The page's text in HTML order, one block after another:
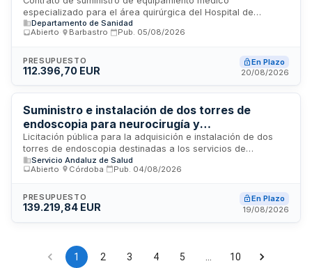
especializado para el área quirúrgica del Hospital de
Barbastro. Se prevé la adquisición de lámparas quirúrgicas
específicamente diseñadas para uso en quirófano, mediante
La tramitación se realiza a través de plataformas
electrónicas de contratación pública.
Departamento de Sanidad
Abierto
Barbastro Pub. 05/08/2026
PRESUPUESTO
112.396,70 EUR
En Plazo
20/08/2026
Suministro e instalación de dos torres de
endoscopia para neurocirugía y
otorrinolaringología del Hospital Reina Sofía de
Córdoba
Licitación pública para la adquisición e instalación de dos
torres de endoscopia destinadas a los servicios de
neurocirugía y otorrinolaringología del Hospital Reina Sofía
de Córdoba. El Servicio Andaluz de Salud licita este
incluye tanto el suministro de los sistemas de endoscopia
como los servicios de instalación y puesta en funcionamiento
Servicio Andaluz de Salud
Abierto
Córdoba Pub. 04/08/2026
PRESUPUESTO
139.219,84 EUR
En Plazo
19/08/2026
1 2 3 4 5 … 10